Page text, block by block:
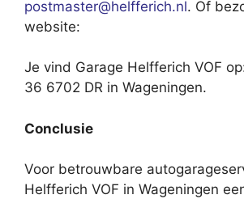
postmaster@helfferich.nl. Of
website:
Je vind Garage Helfferich VOF
36 6702 DR in Wageningen.
Conclusie
Voor betrouwbare
Helfferich VOF in Wageningen